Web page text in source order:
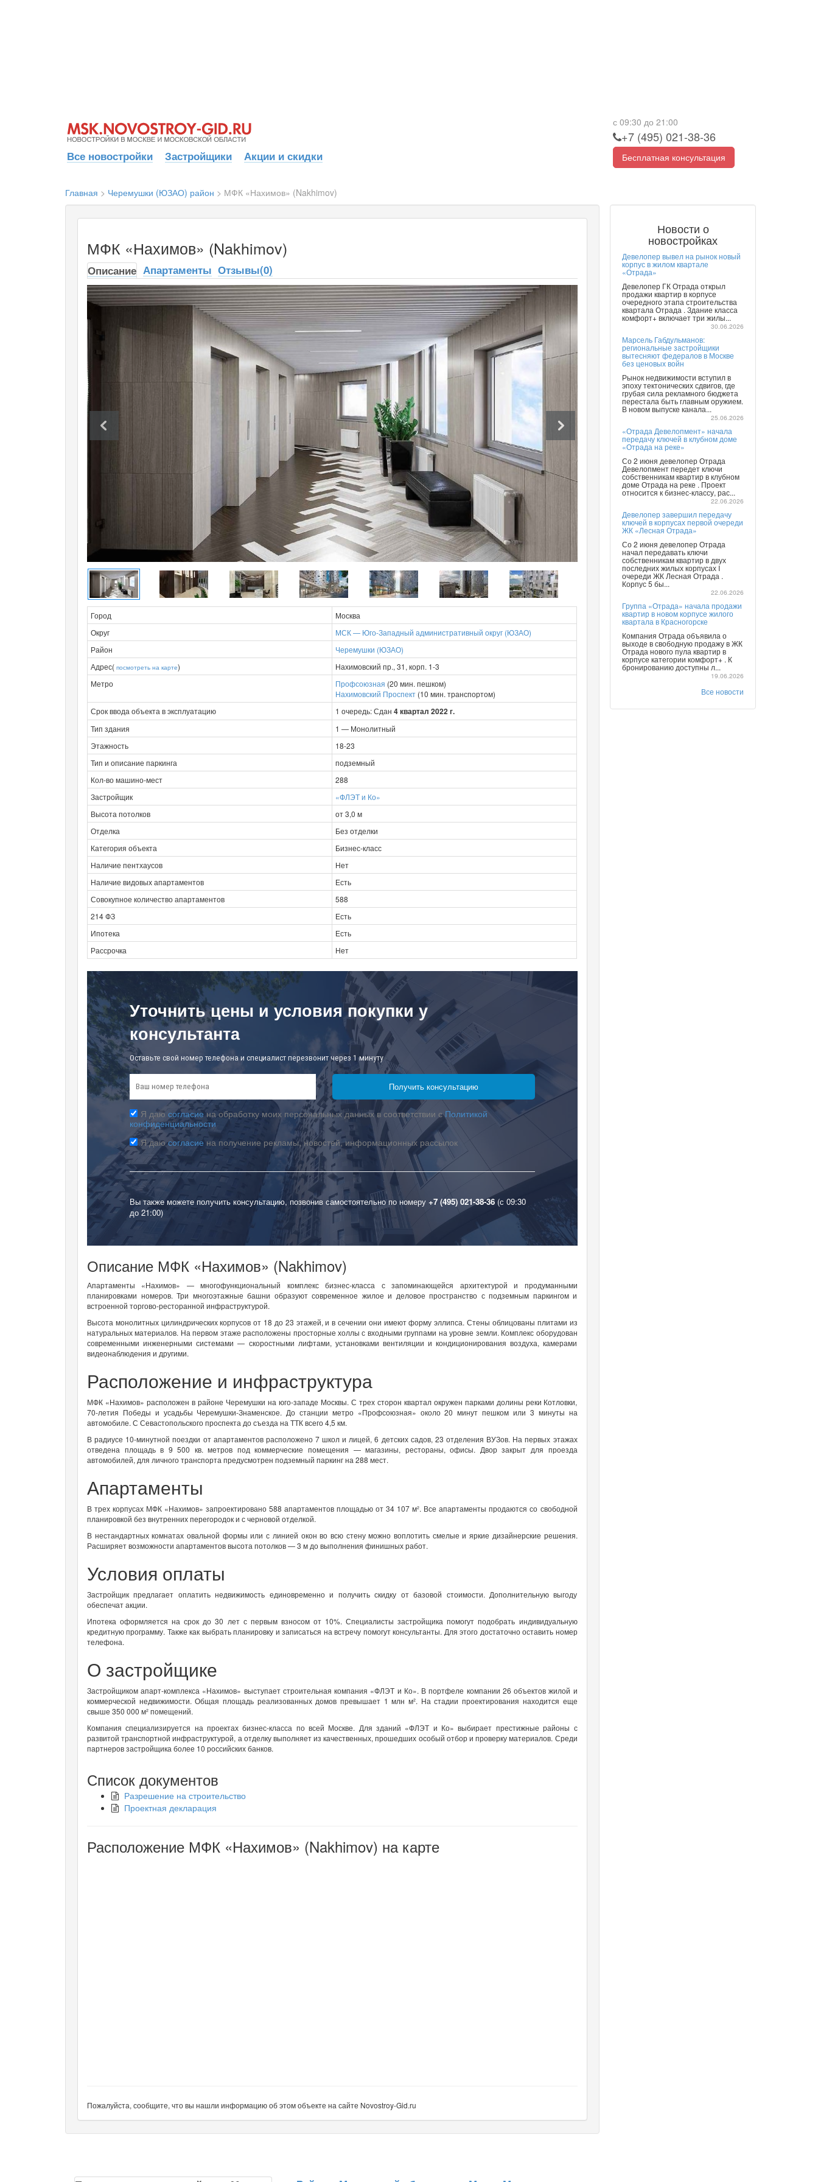
Все новостройки Застройщики Акции и скидки
с 09:30 до 21:00
+7 (495) 021-38-36
Бесплатная консультация
Главная > Черемушки (ЮЗАО) район > МФК «Нахимов» (Nakhimov)
МФК «Нахимов» (Nakhimov)
Описание Апартаменты Отзывы(0)
Город
Москва
Округ
МСК — Юго-Западный административный округ (ЮЗАО)
Район
Черемушки (ЮЗАО)
Адрес( посмотреть на карте)
Нахимовский пр., 31, корп. 1-3
Метро
Профсоюзная (20 мин. пешком)
Нахимовский Проспект (10 мин. транспортом)
Срок ввода объекта в эксплуатацию
1 очередь: Сдан 4 квартал 2022 г.
Тип здания
1 — Монолитный
Этажность
18-23
Тип и описание паркинга
подземный
Кол-во машино-мест
288
Застройщик
«ФЛЭТ и Ко»
Высота потолков
от 3,0 м
Отделка
Без отделки
Категория объекта
Бизнес-класс
Наличие пентхаусов
Нет
Наличие видовых апартаментов
Есть
Совокупное количество апартаментов
588
214 ФЗ
Есть
Ипотека
Есть
Рассрочка
Нет
Уточнить цены и условия покупки у
консультанта
Оставьте свой номер телефона и специалист перезвонит через 1 минуту
Я даю согласие на обработку моих персональных данных в соответствии сПолитикой
конфиденциальности
Я даюсогласие на получение рекламы, новостей, информационных рассылок
Вы также можете получить консультацию, позвонив самостоятельно по номеру +7 (495) 021-38-36 (с 09:30
до 21:00)
Описание МФК «Нахимов» (Nakhimov)
Апартаменты «Нахимов» — многофункциональный комплекс бизнес-класса с запоминающейся архитектурой и продуманными
планировками номеров. Три многоэтажные башни образуют современное жилое и деловое пространство с подземным паркингом и
встроенной торгово-ресторанной инфраструктурой.
Высота монолитных цилиндрических корпусов от 18 до 23 этажей, и в сечении они имеют форму эллипса. Стены облицованы плитами из
натуральных материалов. На первом этаже расположены просторные холлы с входными группами на уровне земли. Комплекс оборудован
современными инженерными системами — скоростными лифтами, установками вентиляции и кондиционирования воздуха, камерами
видеонаблюдения и другими.
Расположение и инфраструктура
МФК «Нахимов» расположен в районе Черемушки на юго-западе Москвы. С трех сторон квартал окружен парками долины реки Котловки,
70-летия Победы и усадьбы Черемушки-Знаменское. До станции метро «Профсоюзная» около 20 минут пешком или 3 минуты на
автомобиле. С Севастопольского проспекта до съезда на ТТК всего 4,5 км.
В радиусе 10-минутной поездки от апартаментов расположено 7 школ и лицей, 6 детских садов, 23 отделения ВУЗов. На первых этажах
отведена площадь в 9 500 кв. метров под коммерческие помещения — магазины, рестораны, офисы. Двор закрыт для проезда
автомобилей, для личного транспорта предусмотрен подземный паркинг на 288 мест.
Апартаменты
В трех корпусах МФК «Нахимов» запроектировано 588 апартаментов площадью от 34 107 м². Все апартаменты продаются со свободной
планировкой без внутренних перегородок и с черновой отделкой.
В нестандартных комнатах овальной формы или с линией окон во всю стену можно воплотить смелые и яркие дизайнерские решения.
Расширяет возможности апартаментов высота потолков — 3 м до выполнения финишных работ.
Условия оплаты
Застройщик предлагает оплатить недвижимость единовременно и получить скидку от базовой стоимости. Дополнительную выгоду
обеспечат акции.
Ипотека оформляется на срок до 30 лет с первым взносом от 10%. Специалисты застройщика помогут подобрать индивидуальную
кредитную программу. Также как выбрать планировку и записаться на встречу помогут консультанты. Для этого достаточно оставить номер
телефона.
О застройщике
Застройщиком апарт-комплекса «Нахимов» выступает строительная компания «ФЛЭТ и Ко». В портфеле компании 26 объектов жилой и
коммерческой недвижимости. Общая площадь реализованных домов превышает 1 млн м². На стадии проектирования находится еще
свыше 350 000 м² помещений.
Компания специализируется на проектах бизнес-класса по всей Москве. Для зданий «ФЛЭТ и Ко» выбирает престижные районы с
развитой транспортной инфраструктурой, а отделку выполняет из качественных, прошедших особый отбор и проверку материалов. Среди
партнеров застройщика более 10 российских банков.
Список документов
Разрешение на строительство
Проектная декларация
Расположение МФК «Нахимов» (Nakhimov) на карте
Пожалуйста, сообщите, что вы нашли информацию об этом объекте на сайте Novostroy-Gid.ru
Новости о
новостройках
Девелопер вывел на рынок новый
корпус в жилом квартале
«Отрада»
Девелопер ГК Отрада открыл
продажи квартир в корпусе
очередного этапа строительства
квартала Отрада . Здание класса
комфорт+ включает три жилы...
30.06.2026
Марсель Габдульманов:
региональные застройщики
вытесняют федералов в Москве
без ценовых войн
Рынок недвижимости вступил в
эпоху тектонических сдвигов, где
грубая сила рекламного бюджета
перестала быть главным оружием.
В новом выпуске канала...
25.06.2026
«Отрада Девелопмент» начала
передачу ключей в клубном доме
«Отрада на реке»
Со 2 июня девелопер Отрада
Девелопмент передет ключи
собственникам квартир в клубном
доме Отрада на реке . Проект
относится к бизнес-классу, рас...
22.06.2026
Девелопер завершил передачу
ключей в корпусах первой очереди
ЖК «Лесная Отрада»
Со 2 июня девелопер Отрада
начал передавать ключи
собственникам квартир в двух
последних жилых корпусах I
очереди ЖК Лесная Отрада .
Корпус 5 бы...
22.06.2026
Группа «Отрада» начала продажи
квартир в новом корпусе жилого
квартала в Красногорске
Компания Отрада объявила о
выходе в свободную продажу в ЖК
Отрада нового пула квартир в
корпусе категории комфорт+ . К
бронированию доступны л...
19.06.2026
Все новости